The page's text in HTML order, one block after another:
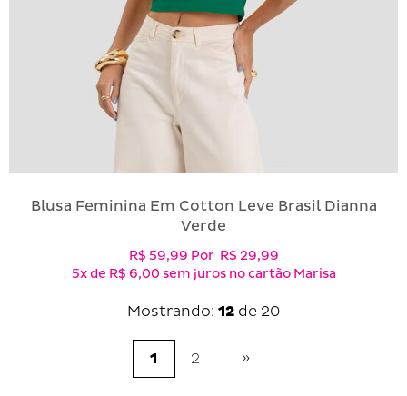
Blusa Feminina Em Cotton Leve Brasil Dianna
Verde
R$ 59,99 Por R$ 29,99
5xde R$ 6,00 sem juros no cartão Marisa
Mostrando: 12 de 20
1 (current)
2 »